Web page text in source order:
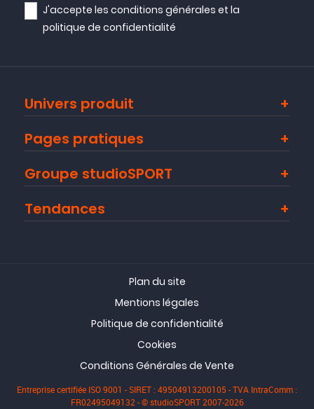
J'accepte lesconditions générales et la
politique de confidentialité
Univers produit
Pages pratiques
Groupe studioSPORT
Tendances
Plan du site
Mentions légales
Politique de confidentialité
Cookies
Conditions Générales de Vente
Entreprise certifiée ISO 9001 - SIRET : 49504913200105 - TVA IntraComm :
FR02495049132 - © studioSPORT 2007-2026